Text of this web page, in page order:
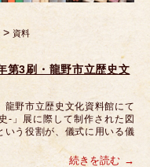
> 資料
第3刷・龍野市立歴史文
龍野市立歴史文化資料館にて
-」展に際して制作された図
いう役割が、儀式に用いる儀
続きを読む